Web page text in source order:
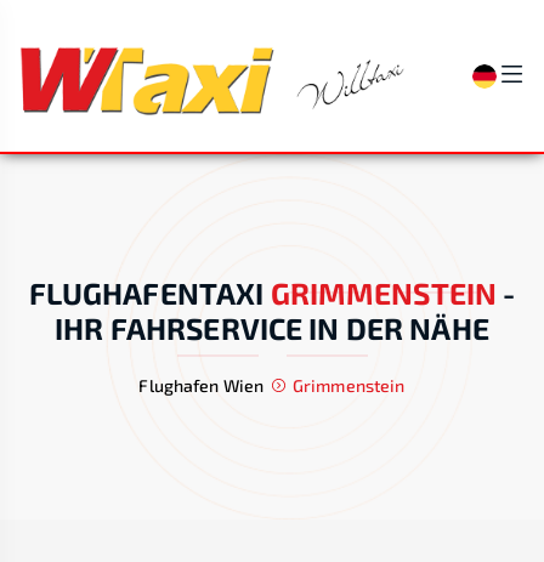
FLUGHAFENTAXI GRIMMENSTEIN -
IHR FAHRSERVICE IN DER NÄHE
Flughafen Wien Grimmenstein